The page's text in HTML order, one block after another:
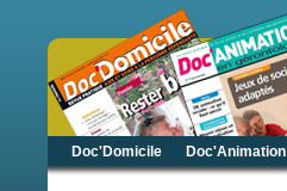
Doc'Domicile Doc'Animation